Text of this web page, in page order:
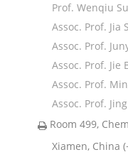
Prof. Wenqiu
Assoc. Prof. Jia
Assoc. Prof.
Assoc. Prof. Jie
Assoc. Prof.
Assoc. Prof.
Room 499,
Xiamen, China